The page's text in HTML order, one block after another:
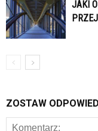
JAKI
ZOSTAW